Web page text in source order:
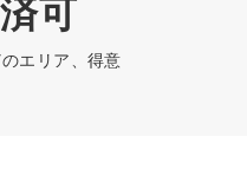
可
エリア、得意